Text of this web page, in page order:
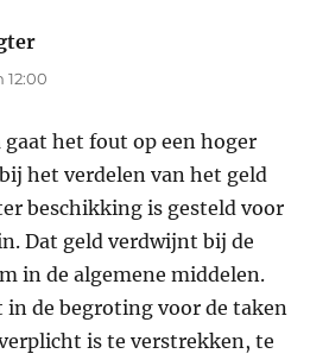
12:00
het fout op een hoger
het verdelen van het geld
beschikking is gesteld voor
Dat geld verdwijnt bij de
in de algemene middelen.
in de begroting voor de taken
is te verstrekken, te